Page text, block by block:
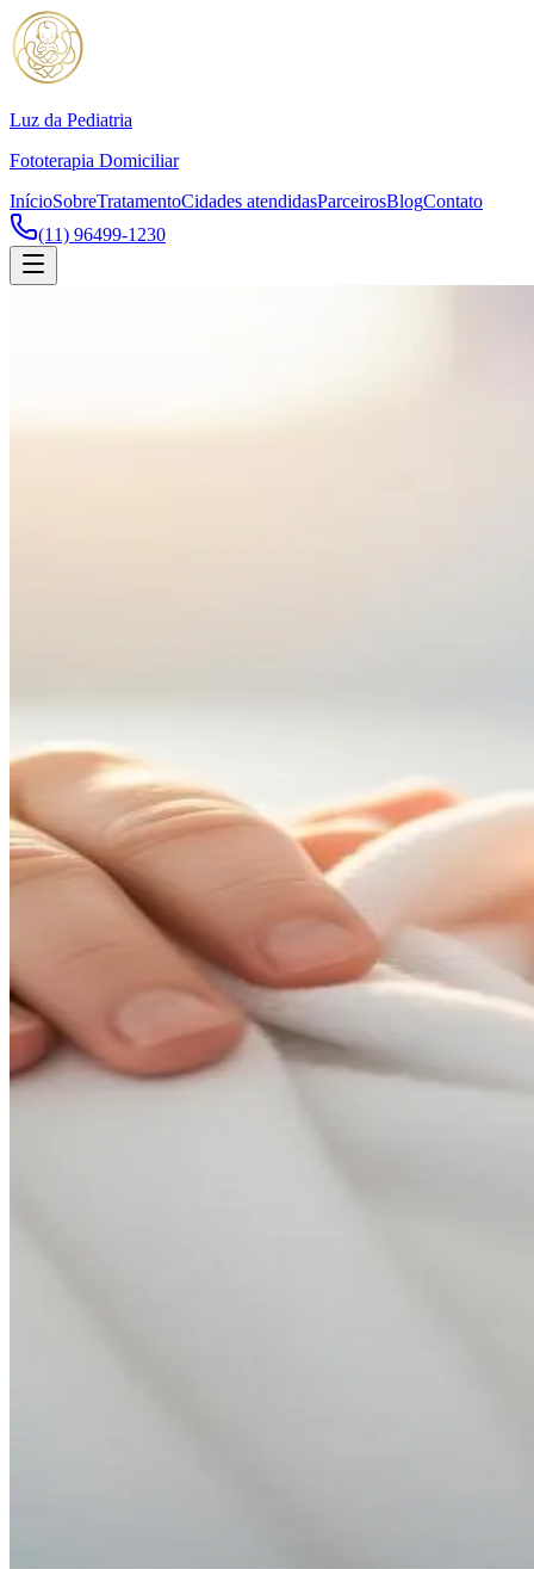
Luz da Pediatria
Fototerapia Domiciliar
InícioSobreTratamentoCidades atendidasParceirosBlogContato
(11) 96499-1230